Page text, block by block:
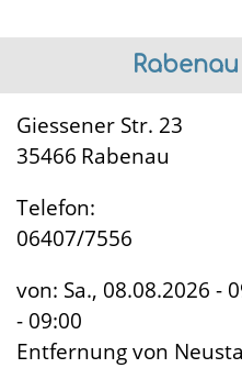
Giessener Str. 23
35466 Rabenau
Telefon:
06407/7556
von: Sa., 08.08.2026 -
- 09:00
Entfernung von